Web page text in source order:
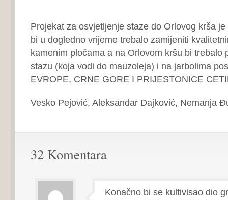
Projekat za osvjetljenje staze do Orlovog krša
bi u dogledno vrijeme trebalo zamijeniti
kamenim pločama a na Orlovom kršu bi trebalo
stazu (koja vodi do mauzoleja) i na jarbolima
EVROPE, CRNE GORE I PRIJESTONICE
Vesko Pejović, Aleksandar Dajković, Nemanja
32 Komentara
Konačno bi se kultivisao dio